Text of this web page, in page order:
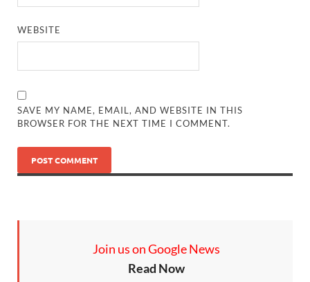
WEBSITE
SAVE MY NAME, EMAIL, AND WEBSITE IN THIS
BROWSER FOR THE NEXT TIME I COMMENT.
Join us on Google News
Read Now